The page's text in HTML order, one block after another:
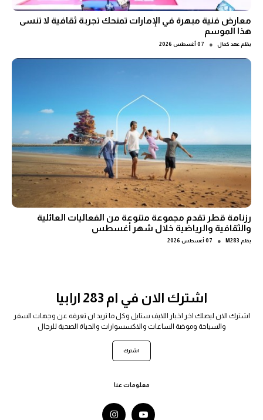
معارض فنية مبهرة في الإمارات تمنحك تجربة ثقافية لا تنسى
هذا الموسم
بقلم عهد كمال ● 07 أغسطس 2026
رزنامة قطر تقدم مجموعة متنوعة من الفعاليات العائلية
والثقافية والرياضية خلال شهر أغسطس
بقلم M283
● 07 أغسطس 2026
اشترك الان في ام 283 ارابيا
اشترك الان ليصلك اخر اخبار اللايف ستايل وكل ما تريد ان تعرفه عن وجهات السفر
والسياحة وموضة الساعات والاكسسوارات والحياة الصحية للرجال
اشترك
معلومات عنا